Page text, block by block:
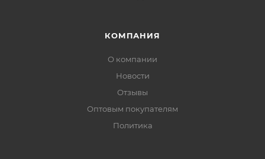
КОМПАНИЯ
О компании
Новости
Отзывы
Оптовым покупателям
Политика